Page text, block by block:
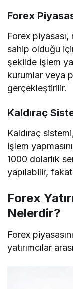
Forex
Forex
sahip olduğu
şekilde işlem
kurumlar veya
gerçekleştirilir.
Kaldıraç
Kaldıraç
işlem
1000 dolarlık
yapılabilir,
Forex
Nelerdir?
Forex
yatırımcılar